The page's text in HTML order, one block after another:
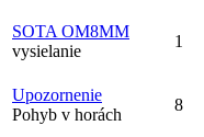
SOTA OM8MM
vysielanie
1
Upozornenie
Pohyb v horách
8